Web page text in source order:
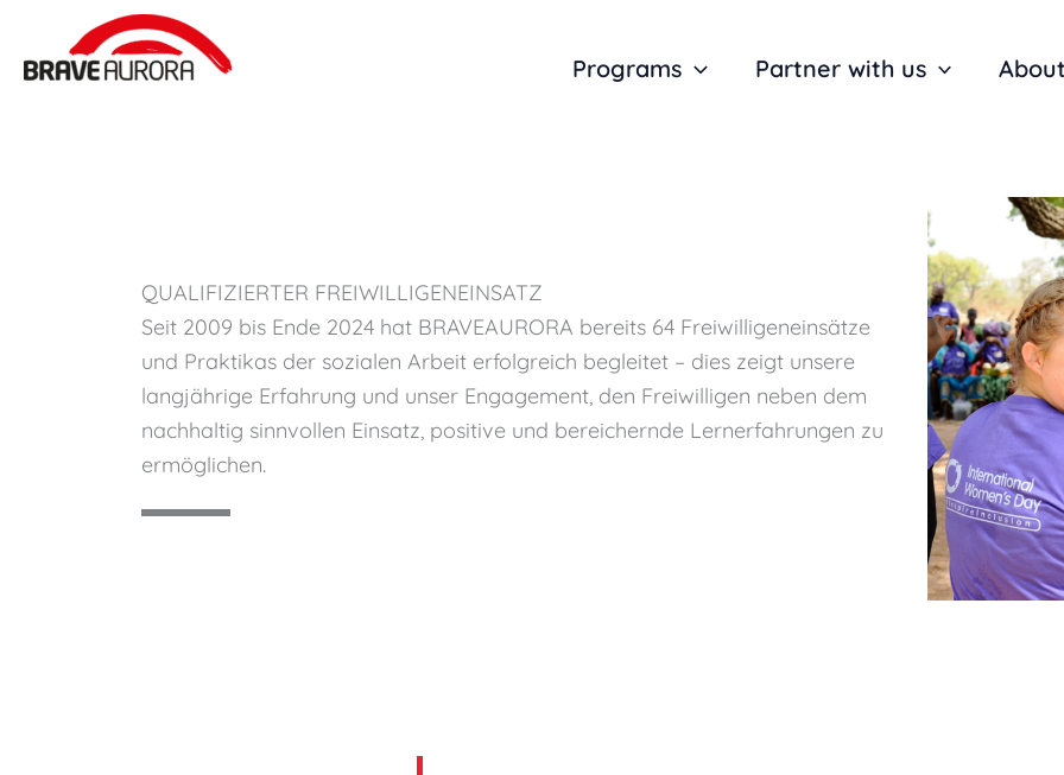
springen
Programs Partner with us
QUALIFIZIERTER FREIWILLIGENEINSATZ
Seit 2009 bis Ende 2024 hat BRAVEAURORA bereits 64 Freiwilligeneinsätze
und Praktikas der sozialen Arbeit erfolgreich begleitet – dies zeigt unsere
langjährige Erfahrung und unser Engagement, den Freiwilligen neben dem
nachhaltig sinnvollen Einsatz, positive und bereichernde Lernerfahrungen zu
ermöglichen.